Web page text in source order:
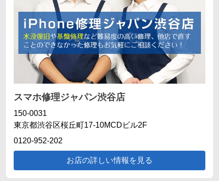
スマホ修理ジャパン渋谷店
150-0031
東京都渋谷区桜丘町17-10MCDビル2F
0120-952-202
お店の詳しい情報を見る